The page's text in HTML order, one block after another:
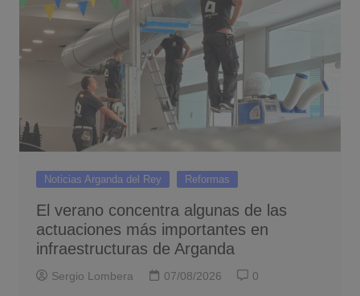
Noticias Arganda del Rey Reformas
El verano concentra algunas de las
actuaciones más importantes en
infraestructuras de Arganda
Sergio Lombera 07/08/2026 0